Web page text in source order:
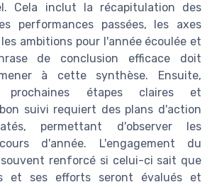
Cela inclut la récapitulation des
performances passées, les axes
ambitions pour l'année écoulée et
de conclusion efficace doit
à cette synthèse. Ensuite,
prochaines étapes claires et
suivi requiert des plans d'action
permettant d'observer les
d'année. L'engagement du
renforcé si celui-ci sait que
et ses efforts seront évalués et